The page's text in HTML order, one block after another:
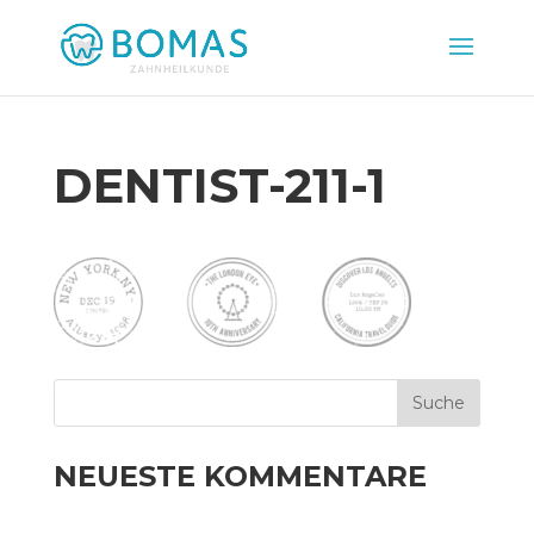
DENTIST-211-1
NEUESTE KOMMENTARE